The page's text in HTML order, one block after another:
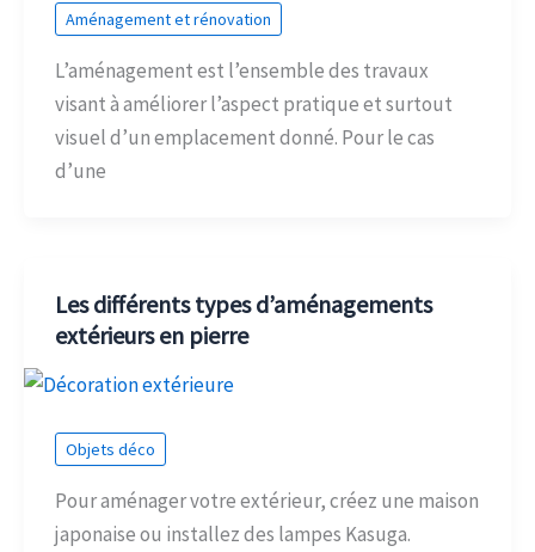
Aménagement et rénovation
L’aménagement est l’ensemble des travaux
visant à améliorer l’aspect pratique et surtout
visuel d’un emplacement donné. Pour le cas
d’une
Les différents types d’aménagements
extérieurs en pierre
Objets déco
Pour aménager votre extérieur, créez une maison
japonaise ou installez des lampes Kasuga.